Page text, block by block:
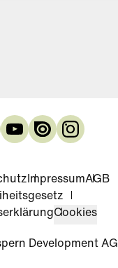
ImpressumAGB
Cookies
Development AG